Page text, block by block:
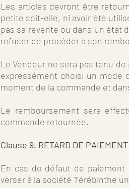
Les articles devront être
petite soit-elle, ni avoir été
pas sa revente ou dans un état
refuser de procéder à son
Le Vendeur ne sera pas tenu
expressément choisi un mode
moment de la commande et
Le remboursement sera
commande retournée.
Clause 9. RETARD DE PAIEMENT
En cas de défaut de
verser à la société Térébinthe